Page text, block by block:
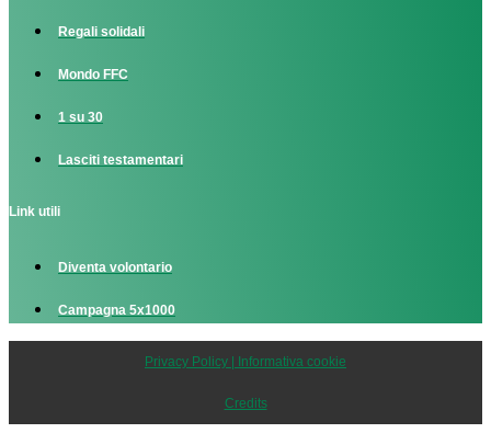
Regali solidali
Mondo FFC
1 su 30
Lasciti testamentari
Link utili
Diventa volontario
Campagna 5x1000
Privacy Policy | Informativa cookie
Credits